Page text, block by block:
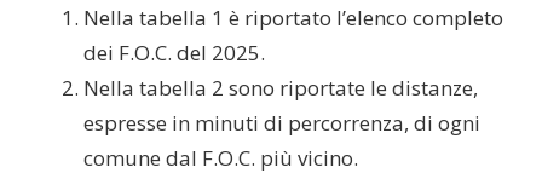
Nella tabella 1 è riportato l’elenco completo
dei F.O.C. del 2025.
Nella tabella 2 sono riportate le distanze,
espresse in minuti di percorrenza, di ogni
comune dal F.O.C. più vicino.